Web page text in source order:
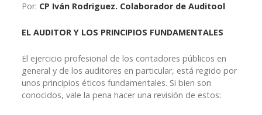
Por: CP Iván Rodriguez. Colaborador de Auditool
EL AUDITOR Y LOS PRINCIPIOS FUNDAMENTALES
El ejercicio profesional de los contadores públicos en
general y de los auditores en particular, está regido por
unos principios éticos fundamentales. Si bien son
conocidos, vale la pena hacer una revisión de estos: